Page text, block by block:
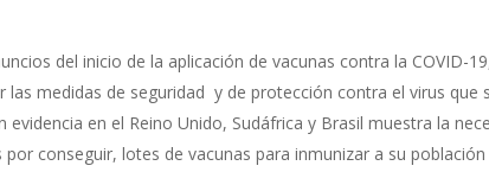
del inicio de la aplicación de vacunas contra la
las medidas de seguridad y de protección contra el virus
evidencia en el Reino Unido, Sudáfrica y Brasil muestra la
por conseguir, lotes de vacunas para inmunizar a su